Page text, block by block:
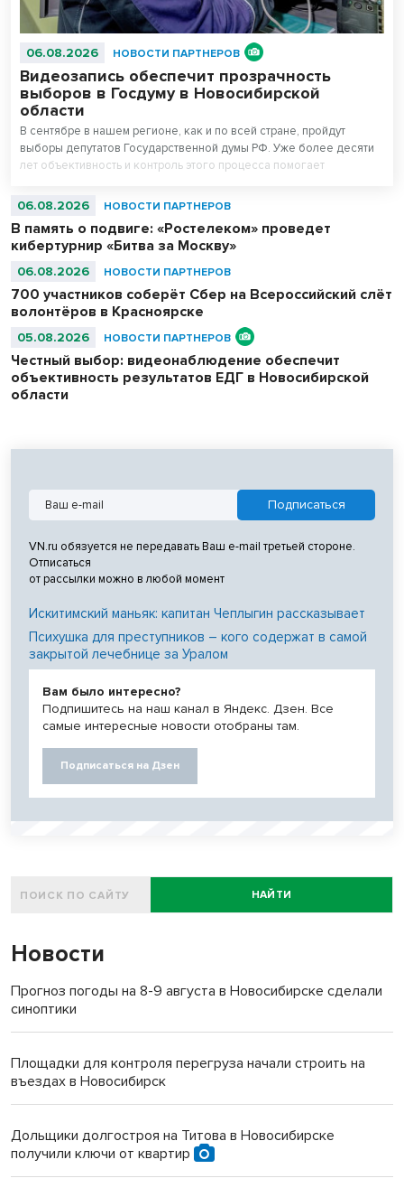
06.08.2026 НОВОСТИ ПАРТНЕРОВ
Видеозапись обеспечит прозрачность
выборов в Госдуму в Новосибирской
области
В сентябре в нашем регионе, как и по всей стране, пройдут
выборы депутатов Государственной думы РФ. Уже более десяти
лет объективность и контроль этого процесса помогает
избирательных участках.
06.08.2026 НОВОСТИ ПАРТНЕРОВ
В память о подвиге: «Ростелеком» проведет
кибертурнир «Битва за Москву»
06.08.2026 НОВОСТИ ПАРТНЕРОВ
700 участников соберёт Сбер на Всероссийский слёт
волонтёров в Красноярске
05.08.2026 НОВОСТИ ПАРТНЕРОВ
Честный выбор: видеонаблюдение обеспечит
объективность результатов ЕДГ в Новосибирской
области
VN.ru обязуется не передавать Ваш e-mail третьей стороне.
Отписаться
от рассылки можно в любой момент
Искитимский маньяк: капитан Чеплыгин рассказывает
Психушка для преступников – кого содержат в самой
закрытой лечебнице за Уралом
Вам было интересно?
Подпишитесь на наш канал в Яндекс. Дзен. Все
самые интересные новости отобраны там.
Подписаться на Дзен
НАЙТИ
Новости
Прогноз погоды на 8-9 августа в Новосибирске сделали
синоптики
Площадки для контроля перегруза начали строить на
въездах в Новосибирск
Дольщики долгостроя на Титова в Новосибирске
получили ключи от квартир